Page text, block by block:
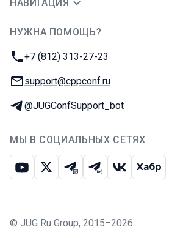
НАВИГАЦИЯ
НУЖНА ПОМОЩЬ?
Телефон:
+7 (812) 313-27-23
E-mail:
support@cppconf.ru
Телеграм:
@JUGConfSupport_bot
МЫ В СОЦИАЛЬНЫХ СЕТЯХ
ЮтубИкс Телеграм-чат
Телеграм-канал
ВКонтакте
Хабр
© JUG Ru Group, 2015–2026